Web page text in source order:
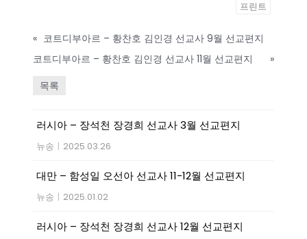
프린트
« 코트디부아르 – 황찬호 김인경 선교사 9월 선교편지
코트디부아르 – 황찬호 김인경 선교사 11월 선교편지
»
목록
러시아 – 장석천 장경희 선교사 3월 선교편지
뉴송 | 2025.03.26
대만 – 함성일 오선아 선교사 11-12월 선교편지
뉴송 | 2025.01.02
러시아 – 장석천 장경희 선교사 12월 선교편지